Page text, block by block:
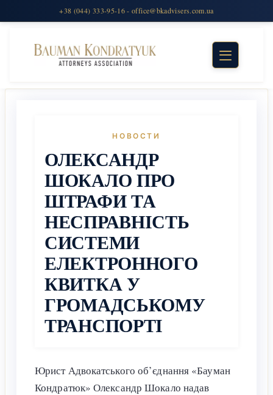
НОВОСТИ
ОЛЕКСАНДР
ШОКАЛО ПРО
ШТРАФИ ТА
НЕСПРАВНІСТЬ
СИСТЕМИ
ЕЛЕКТРОННОГО
КВИТКА У
ГРОМАДСЬКОМУ
ТРАНСПОРТІ
Юрист Адвокатського об’єднання «Бауман
Кондратюк» Олександр Шокало надав